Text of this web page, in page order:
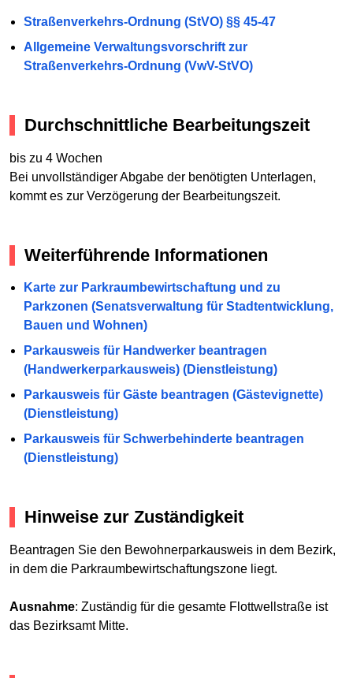
Straßenverkehrs-Ordnung (StVO) §§ 45-47
Allgemeine Verwaltungsvorschrift zur
Straßenverkehrs-Ordnung (VwV-StVO)
Durchschnittliche Bearbeitungszeit
bis zu 4 Wochen
Bei unvollständiger Abgabe der benötigten Unterlagen,
kommt es zur Verzögerung der Bearbeitungszeit.
Weiterführende Informationen
Karte zur Parkraumbewirtschaftung und zu
Parkzonen (Senatsverwaltung für Stadtentwicklung,
Bauen und Wohnen)
Parkausweis für Handwerker beantragen
(Handwerkerparkausweis) (Dienstleistung)
Parkausweis für Gäste beantragen (Gästevignette)
(Dienstleistung)
Parkausweis für Schwerbehinderte beantragen
(Dienstleistung)
Hinweise zur Zuständigkeit
Beantragen Sie den Bewohnerparkausweis in dem Bezirk,
in dem die Parkraumbewirtschaftungszone liegt.
Ausnahme: Zuständig für die gesamte Flottwellstraße ist
das Bezirksamt Mitte.